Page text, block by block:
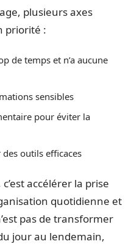
plusieurs axes
priorité :
de temps et n’a aucune
sensibles
pour éviter la
outils efficaces
accélérer la prise
quotidienne et
pas de transformer
jour au lendemain,